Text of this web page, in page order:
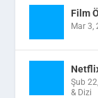
Film
Mar 3,
Şub
& Dizi